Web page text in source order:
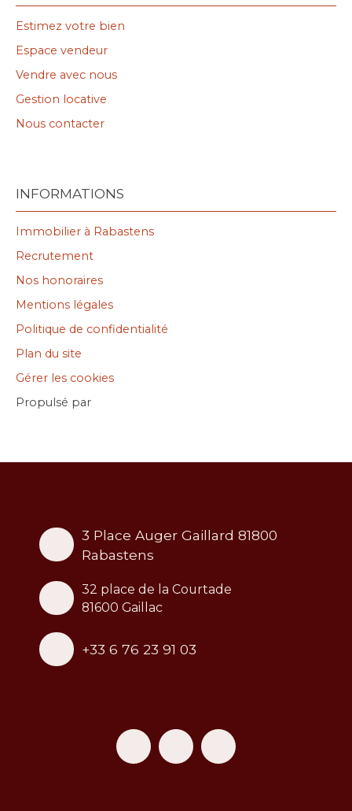
Estimez votre bien
Espace vendeur
Vendre avec nous
Gestion locative
Nous contacter
INFORMATIONS
Immobilier à Rabastens
Recrutement
Nos honoraires
Mentions légales
Politique de confidentialité
Plan du site
Gérer les cookies
Propulsé par
3 Place Auger Gaillard 81800
Rabastens
32 place de la Courtade
81600 Gaillac
+33 6 76 23 91 03